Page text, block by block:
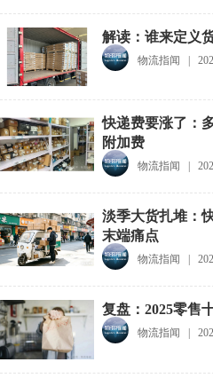
解读：谁来定义
物流指闻 |
快递费要涨了：
附加费
物流指闻
淡季大货扎堆：
末端痛点
物流指闻
复盘：2025零售
物流指闻